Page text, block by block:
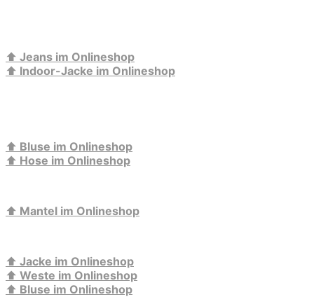
⬆️ Jeans im Onlineshop
⬆️ Indoor-Jacke im Onlineshop
⬆️ Bluse im Onlineshop
⬆️ Hose im Onlineshop
⬆️ Mantel im Onlineshop
⬆️ Jacke im Onlineshop
⬆️ Weste im Onlineshop
⬆️ Bluse im Onlineshop